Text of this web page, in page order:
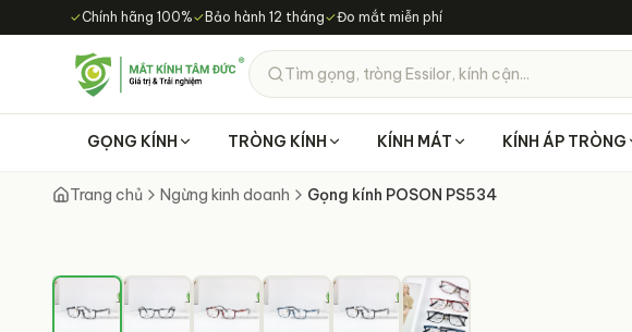
Chuyển đến nội dung chính
✓Chính hãng 100%✓ Bảo hành 12 tháng✓Đo mắt miễn phí
Tìm gọng, tròng Essilor, kính cận...
GỌNG KÍNH TRÒNG KÍNH KÍNH MÁT KÍNH ÁP TRÒNG
Trang chủ Ngừng kinh doanh Gọng kính POSON PS534